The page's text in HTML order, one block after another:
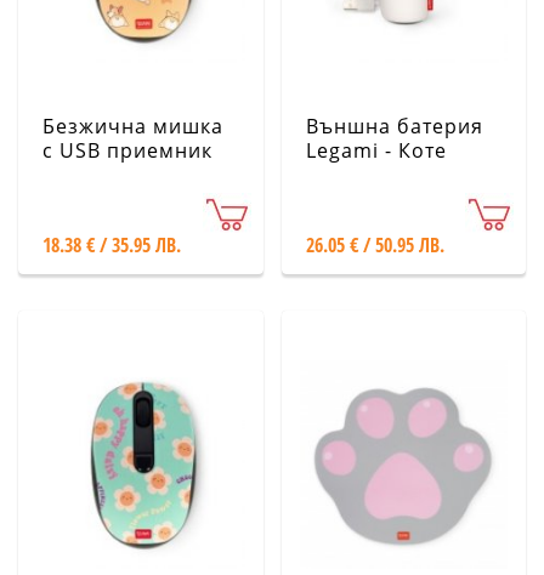
Безжична мишка
с USB приемник
18.38 € / 35.95 ЛВ.
Външна батерия
Legami - Коте
26.05 € / 50.95 ЛВ.